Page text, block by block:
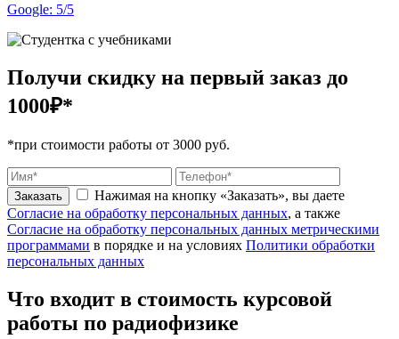
Google: 5/5
Получи скидку на первый заказ до
1000₽*
*при стоимости работы от 3000 руб.
Заказать
Нажимая на кнопку «Заказать», вы даете
Согласие на обработку персональных данных, а также
Согласие на обработку персональных данных метрическими
программами в порядке и на условиях Политики обработки
персональных данных
Что входит в стоимость курсовой
работы по радиофизике